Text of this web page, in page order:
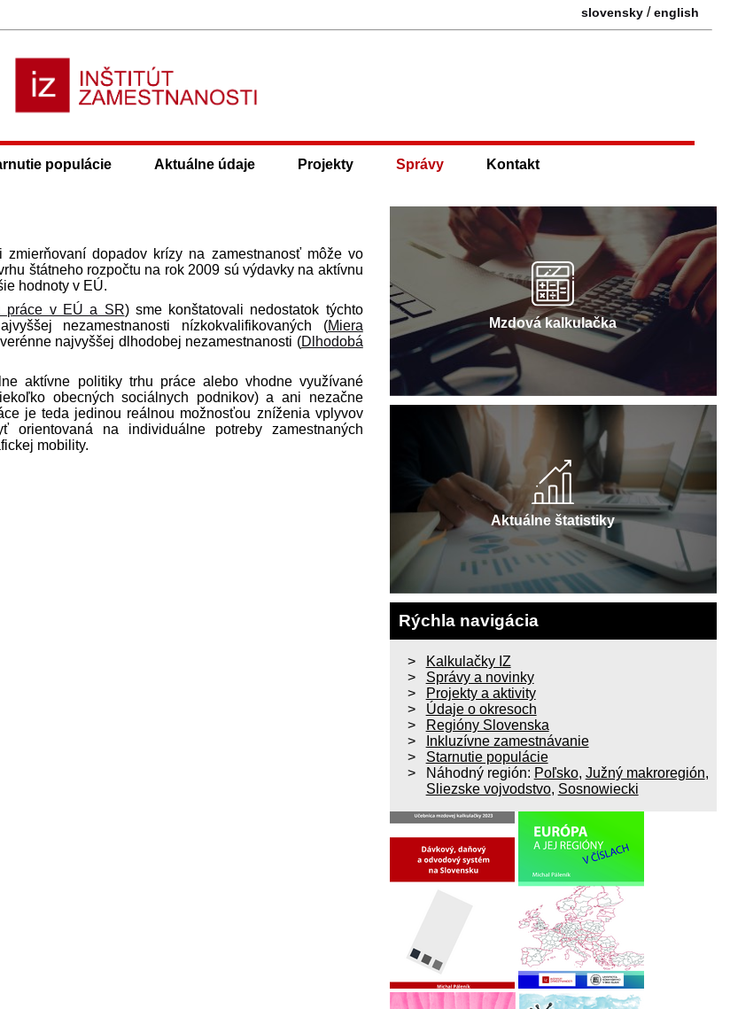
slovensky /english
populácie Aktuálne údaje Projekty Správy Kontakt
dopadov krízy na zamestnanosť môže vo
štátneho rozpočtu na rok 2009 sú výdavky na aktívnu
hodnoty v EÚ.
práce v EÚ a SR) sme konštatovali nedostatok týchto
nezamestnanosti nízkokvalifikovaných (Miera
najvyššej dlhodobej nezamestnanosti (Dlhodobá
aktívne politiky trhu práce alebo vhodne využívané
obecných sociálnych podnikov) a ani nezačne
je teda jedinou reálnou možnosťou zníženia vplyvov
na individuálne potreby zamestnaných
mobility.
Mzdová kalkulačka
Aktuálne štatistiky
Rýchla navigácia
Kalkulačky IZ
Správy a novinky
Projekty a aktivity
Údaje o okresoch
Regióny Slovenska
Inkluzívne zamestnávanie
Starnutie populácie
Náhodný región: Poľsko, Južný makroregión,
Sliezske vojvodstvo, Sosnowiecki